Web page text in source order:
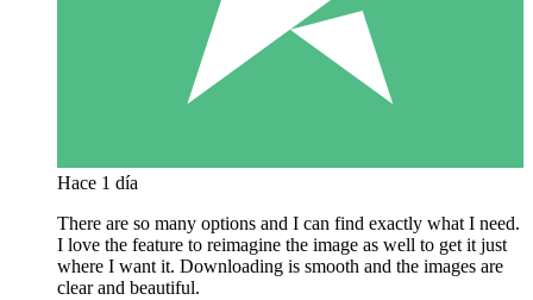
Hace 1 día
There are so many options and I can find exactly what I need.
I love the feature to reimagine the image as well to get it just
where I want it. Downloading is smooth and the images are
clear and beautiful.